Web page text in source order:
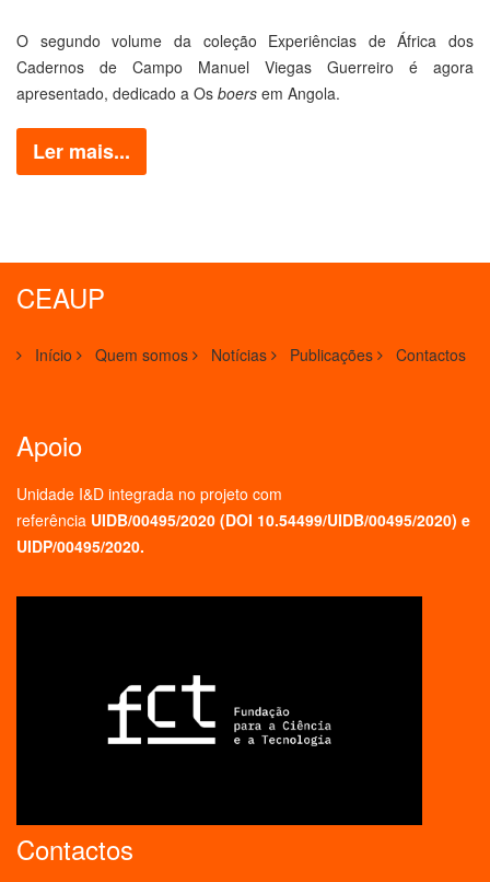
O segundo volume da coleção Experiências de África dos
Cadernos de Campo Manuel Viegas Guerreiro é agora
apresentado, dedicado a Os boers em Angola.
Ler mais...
CEAUP
Início Quem somos Notícias Publicações Contactos
Apoio
Unidade I&D integrada no projeto com
referência UIDB/00495/2020 (DOI 10.54499/UIDB/00495/2020) e
UIDP/00495/2020.
Contactos